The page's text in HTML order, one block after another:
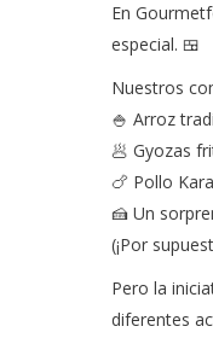
En
especial. 🍱
Nuestros
🍚 Arroz
🥟 Gyozas
🍗 Pollo
🍰 Un
(¡Por
Pero la
diferentes